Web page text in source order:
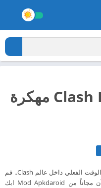
تحميل لعبة Clash Royale مهكرة
Clash Royale لعبة معارك تدور ندًا لند وفي الوقت الفعلي داخل عالم Clash.. قم
بتحميل لعبة تحميل لعبة Clash Royale الآن مجاناً من Mod Apkdaroid ابك